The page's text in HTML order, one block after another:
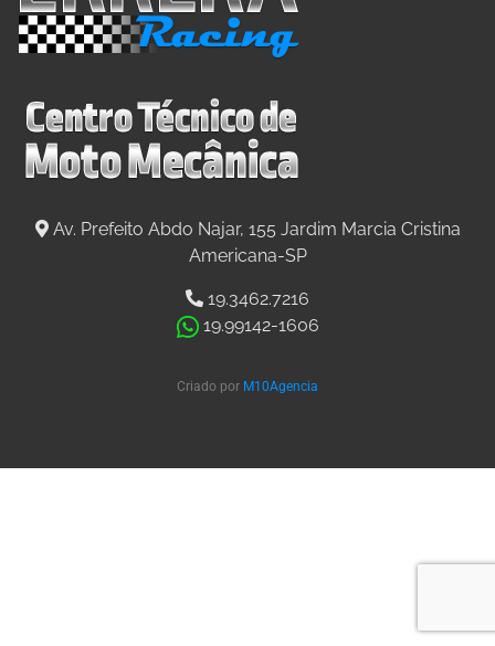
Av. Prefeito Abdo Najar, 155 Jardim Marcia Cristina
Americana-SP
19.3462.7216
19.99142-1606
Criado por M10Agencia